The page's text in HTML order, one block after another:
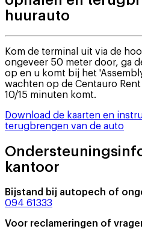
huurauto
Kom de terminal uit via de
ongeveer 50 meter door, ga
op en u komt bij het
wachten op de Centauro
10/15 minuten komt.
Download de kaarten en
terugbrengen van de auto
kantoor
Bijstand bij autopech of
094 61333
Voor reclameringen of